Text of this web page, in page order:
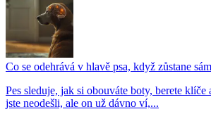
Co se odehrává v hlavě psa, když zůstane sám
Pes sleduje, jak si obouváte boty, berete klíče
jste neodešli, ale on už dávno ví,...